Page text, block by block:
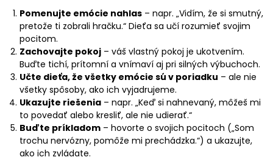
Pomenujte emócie nahlas – napr. „Vidím, že si smutný,
pretože ti zobrali hračku.“ Dieťa sa učí rozumieť svojim
pocitom.
Zachovajte pokoj – váš vlastný pokoj je ukotvením.
Buďte tichí, prítomní a vnímaví aj pri silných výbuchoch.
Učte dieťa, že všetky emócie sú v poriadku – ale nie
všetky spôsoby, ako ich vyjadrujeme.
Ukazujte riešenia – napr. „Keď si nahnevaný, môžeš mi
to povedať alebo kresliť, ale nie udierať.“
Buďte príkladom – hovorte o svojich pocitoch („Som
trochu nervózny, pomôže mi prechádzka.“) a ukazujte,
ako ich zvládate.